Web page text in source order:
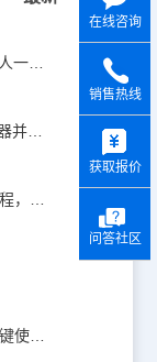
告别手算，CAD动态面积让设计算量快人一步！
浩辰青翼二三维设计平台：如何设计容器并计算其体积
CAD标注快捷键怎么用？CAD标注快捷键使用教程
在线咨询
销售热线
获取报价
问答社区